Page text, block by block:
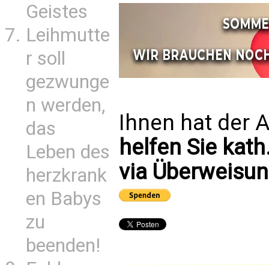
Geistes
Leihmutte
r soll
gezwunge
n werden,
das
Leben des
herzkrank
en Babys
zu
beenden!
Ihnen hat der
helfen Sie
via